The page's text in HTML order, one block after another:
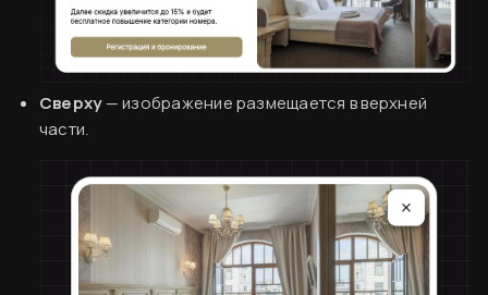
Сверху— изображение размещается в верхней
части.